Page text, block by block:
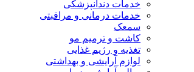
خدمات دندانپزشکی
خدمات درمانی و مراقبتی
سمعک
کاشت و ترمیم مو
تغذیه و رژیم غذایی
لوازم آرایشی و بهداشتی